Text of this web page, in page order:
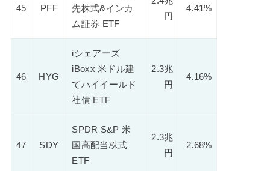
45 PFF
先株式&インカ
ム証券 ETF
円
4.41%
46 HYG
iシェアーズ
iBoxx 米ドル建
てハイイールド
社債 ETF
2.3兆
円
4.16%
47 SDY
SPDR S&P 米
国高配当株式
ETF
2.3兆
円
2.68%